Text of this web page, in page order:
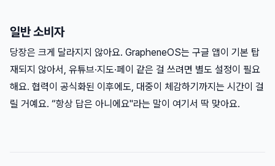
일반 소비자
당장은 크게 달라지지 않아요. GrapheneOS는 구글 앱이 기본 탑
재되지 않아서, 유튜브·지도·페이 같은 걸 쓰려면 별도 설정이 필요
해요. 협력이 공식화된 이후에도, 대중이 체감하기까지는 시간이 걸
릴 거예요. “항상 답은 아니에요"라는 말이 여기서 딱 맞아요.